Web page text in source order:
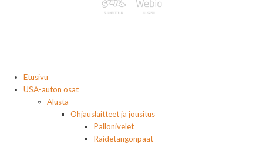
Etusivu
USA-auton osat
Alusta
Ohjauslaitteet ja jousitus
Pallonivelet
Raidetangonpäät